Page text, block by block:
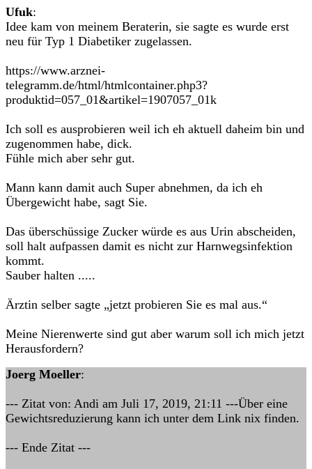
Ufuk:
Idee kam von meinem Beraterin, sie sagte es wurde erst
neu für Typ 1 Diabetiker zugelassen.
https://www.arznei-
telegramm.de/html/htmlcontainer.php3?
produktid=057_01&artikel=1907057_01k
Ich soll es ausprobieren weil ich eh aktuell daheim bin und
zugenommen habe, dick.
Fühle mich aber sehr gut.
Mann kann damit auch Super abnehmen, da ich eh
Übergewicht habe, sagt Sie.
Das überschüssige Zucker würde es aus Urin abscheiden,
soll halt aufpassen damit es nicht zur Harnwegsinfektion
kommt.
Sauber halten .....
Ärztin selber sagte „jetzt probieren Sie es mal aus.“
Meine Nierenwerte sind gut aber warum soll ich mich jetzt
Herausfordern?
Joerg Moeller:
--- Zitat von: Andi am Juli 17, 2019, 21:11 ---Über eine
Gewichtsreduzierung kann ich unter dem Link nix finden.
--- Ende Zitat ---